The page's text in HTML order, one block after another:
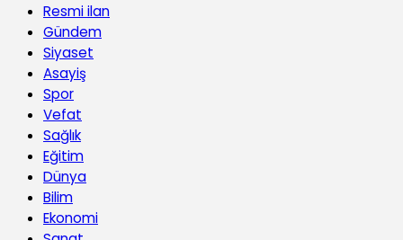
Resmi ilan
Gündem
Siyaset
Asayiş
Spor
Vefat
Sağlık
Eğitim
Dünya
Bilim
Ekonomi